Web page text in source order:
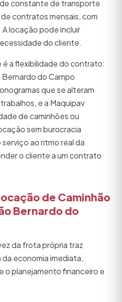
constante de transporte
contratos mensais, com
locação pode incluir
do cliente.
a flexibilidade do contrato:
do Campo
que se alteram
e a Maquipav
de caminhões ou
sem burocracia
ao ritmo real da
o cliente a um contrato
de Caminhão
Bernardo do
da frota própria traz
economia imediata,
planejamento financeiro e